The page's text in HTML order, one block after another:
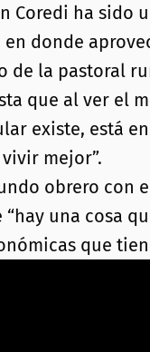
Coredi ha sido
donde
de la pastoral
que al ver el
existe, está
mejor”.
obrero con
“hay una cosa
que